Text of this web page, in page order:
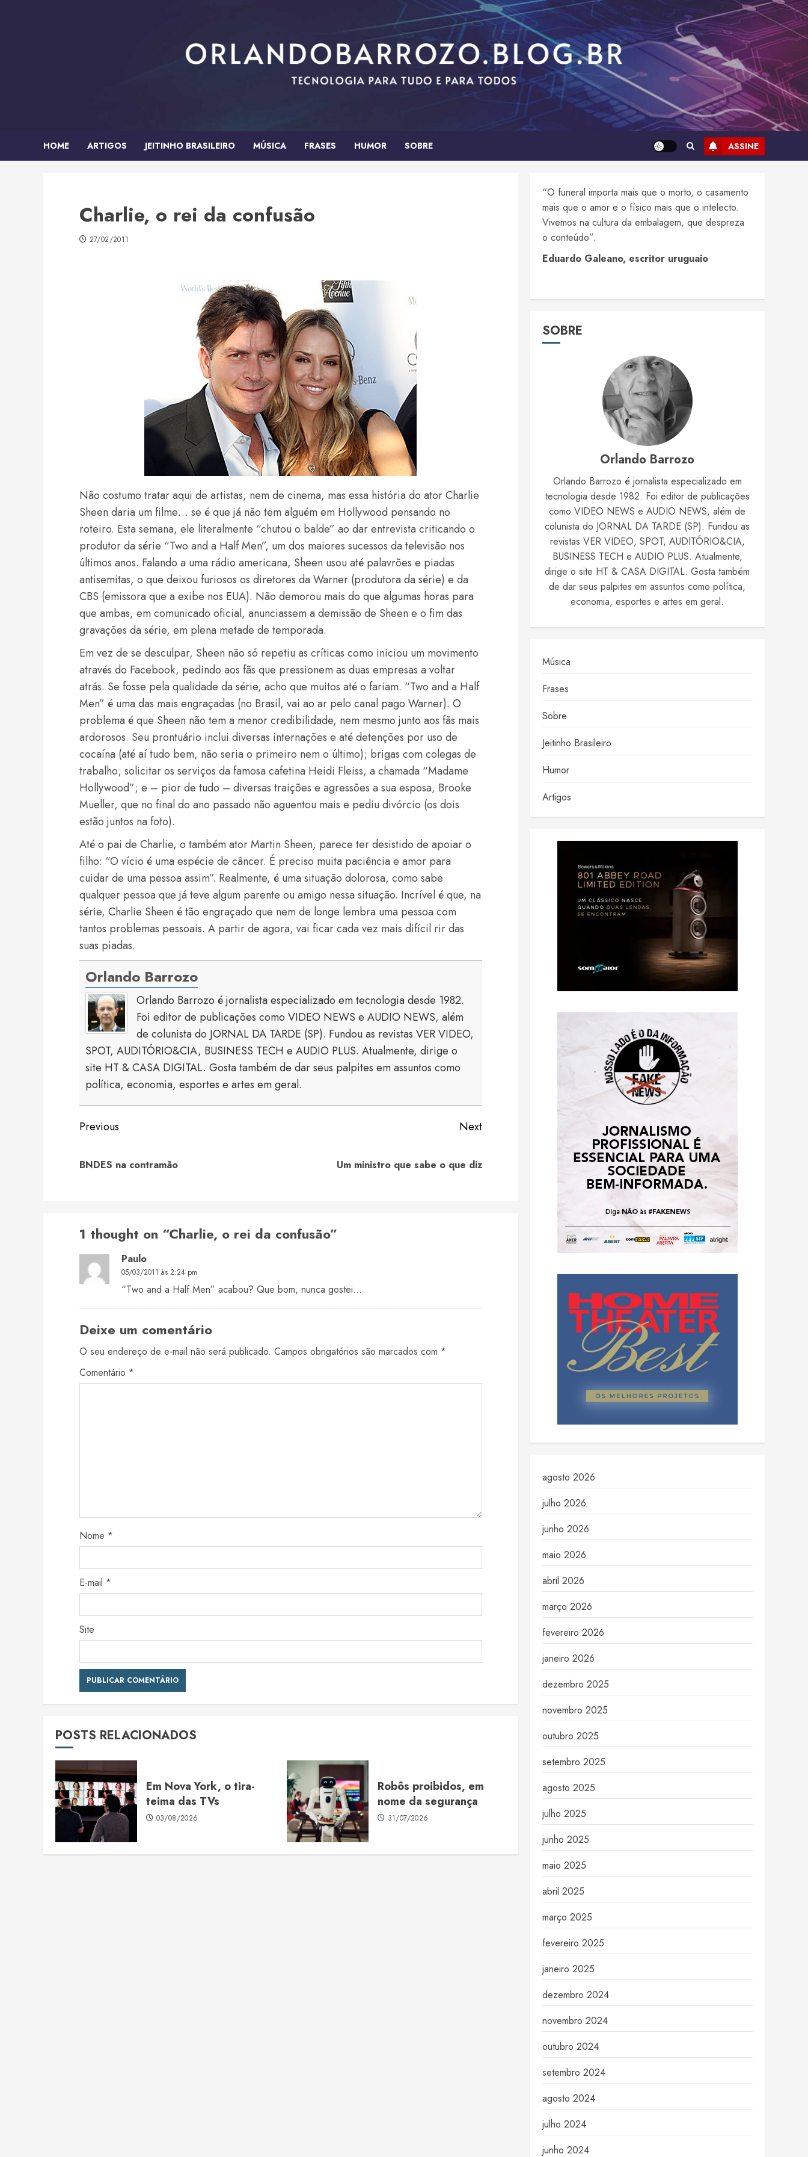
HOME ARTIGOS JEITINHO BRASILEIRO MÚSICA FRASES HUMOR SOBRE ASSINE
Charlie, o rei da confusão
27/02/2011
Não costumo tratar aqui de artistas, nem de cinema, mas essa história do ator Charlie
Sheen daria um filme… se é que já não tem alguém em Hollywood pensando no
roteiro. Esta semana, ele literalmente “chutou o balde” ao dar entrevista criticando o
produtor da série “Two and a Half Men”, um dos maiores sucessos da televisão nos
últimos anos. Falando a uma rádio americana, Sheen usou até palavrões e piadas
antisemitas, o que deixou furiosos os diretores da Warner (produtora da série) e da
CBS (emissora que a exibe nos EUA). Não demorou mais do que algumas horas para
que ambas, em comunicado oficial, anunciassem a demissão de Sheen e o fim das
gravações da série, em plena metade de temporada.
Em vez de se desculpar, Sheen não só repetiu as críticas como iniciou um movimento
através do Facebook, pedindo aos fãs que pressionem as duas empresas a voltar
atrás. Se fosse pela qualidade da série, acho que muitos até o fariam. “Two and a Half
Men” é uma das mais engraçadas (no Brasil, vai ao ar pelo canal pago Warner). O
problema é que Sheen não tem a menor credibilidade, nem mesmo junto aos fãs mais
ardorosos. Seu prontuário inclui diversas internações e até detenções por uso de
cocaína (até aí tudo bem, não seria o primeiro nem o último); brigas com colegas de
trabalho; solicitar os serviços da famosa cafetina Heidi Fleiss, a chamada “Madame
Hollywood”; e – pior de tudo – diversas traições e agressões a sua esposa, Brooke
Mueller, que no final do ano passado não aguentou mais e pediu divórcio (os dois
estão juntos na foto).
Até o pai de Charlie, o também ator Martin Sheen, parece ter desistido de apoiar o
filho: “O vício é uma espécie de câncer. É preciso muita paciência e amor para
cuidar de uma pessoa assim”. Realmente, é uma situação dolorosa, como sabe
qualquer pessoa que já teve algum parente ou amigo nessa situação. Incrível é que, na
série, Charlie Sheen é tão engraçado que nem de longe lembra uma pessoa com
tantos problemas pessoais. A partir de agora, vai ficar cada vez mais difícil rir das
suas piadas.
Orlando Barrozo
Orlando Barrozo é jornalista especializado em tecnologia desde 1982.
Foi editor de publicações como VIDEO NEWS e AUDIO NEWS, além
de colunista do JORNAL DA TARDE (SP). Fundou as revistas VER VIDEO,
SPOT, AUDITÓRIO&CIA, BUSINESS TECH e AUDIO PLUS. Atualmente, dirige o
site HT & CASA DIGITAL. Gosta também de dar seus palpites em assuntos como
política, economia, esportes e artes em geral.
Continue
Previous
BNDES na contramão
Next
Um ministro que sabe o que diz
1 thought on “Charlie, o rei da confusão”
Paulo
05/03/2011 às 2:24 pm
“Two and a Half Men” acabou? Que bom, nunca gostei…
Deixe um comentário
O seu endereço de e-mail não será publicado. Campos obrigatórios são marcados com *
Comentário *
Nome *
E-mail *
Site
POSTS RELACIONADOS
Em Nova York, o tira-
teima das TVs
03/08/2026
Robôs proibidos, em
nome da segurança
31/07/2026
“O funeral importa mais que o morto, o casamento
mais que o amor e o físico mais que o intelecto.
Vivemos na cultura da embalagem, que despreza
o conteúdo”.
Eduardo Galeano, escritor uruguaio
SOBRE
Orlando Barrozo
Orlando Barrozo é jornalista especializado em
tecnologia desde 1982. Foi editor de publicações
como VIDEO NEWS e AUDIO NEWS, além de
colunista do JORNAL DA TARDE (SP). Fundou as
revistas VER VIDEO, SPOT, AUDITÓRIO&CIA,
BUSINESS TECH e AUDIO PLUS. Atualmente,
dirige o site HT & CASA DIGITAL. Gosta também
de dar seus palpites em assuntos como política,
economia, esportes e artes em geral.
Música
Frases
Sobre
Jeitinho Brasileiro
Humor
Artigos
agosto 2026
julho 2026
junho 2026
maio 2026
abril 2026
março 2026
fevereiro 2026
janeiro 2026
dezembro 2025
novembro 2025
outubro 2025
setembro 2025
agosto 2025
julho 2025
junho 2025
maio 2025
abril 2025
março 2025
fevereiro 2025
janeiro 2025
dezembro 2024
novembro 2024
outubro 2024
setembro 2024
agosto 2024
julho 2024
junho 2024